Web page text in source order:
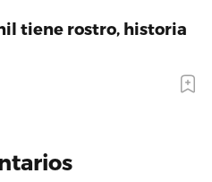
tiene rostro, historia